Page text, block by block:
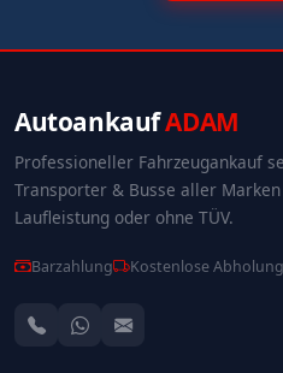
AutoankaufADAM
Professioneller Fahrzeugankauf
Transporter & Busse aller
Laufleistung oder ohne TÜV.
Barzahlung Kostenlose Abholung